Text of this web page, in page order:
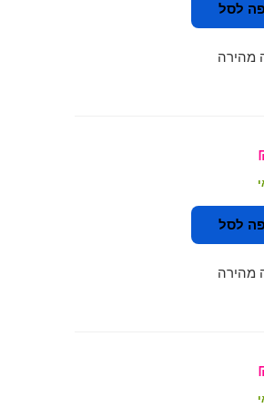
לסל
מהירה
לסל
מהירה